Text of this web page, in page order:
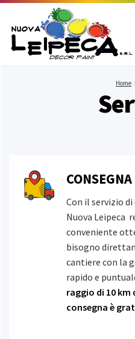
Home
Con il servizio
Nuova Leipeca
conveniente
bisogno
cantiere con la
rapido e
raggio di 10 km
consegna è
Serrature
Pitture antimuffa
Pitture per esterni
Pitture per interni
Rivestimenti murali
Stucchi e fissativi
Arexons
Cisa
Diadora